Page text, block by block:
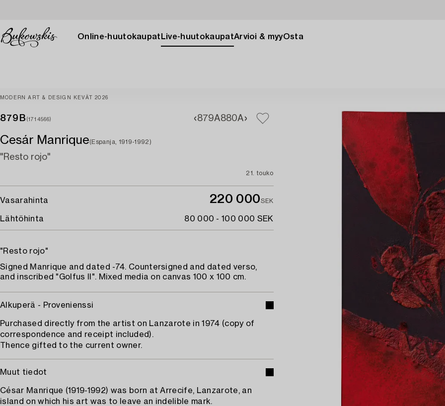
Online-huutokaupat Live-huutokaupatArvioi & myyOsta
MODERN ART & DESIGN KEVÄT 2026
879B (1714566) 879A880A
Cesár Manrique(Espanja, 1919-1992)
"Resto rojo"
21. touko
Vasarahinta 220 000SEK
Lähtöhinta 80 000 - 100 000 SEK
"Resto rojo"
Signed Manrique and dated -74. Countersigned and dated verso,
and inscribed "Golfus II". Mixed media on canvas 100 x 100 cm.
Alkuperä - Provenienssi
Purchased directly from the artist on Lanzarote in 1974 (copy of
correspondence and receipt included).
Thence gifted to the current owner.
Muut tiedot
César Manrique (1919-1992) was born at Arrecife, Lanzarote, an
island on which his art was to leave an indelible mark.